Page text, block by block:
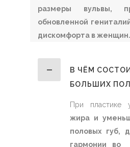
размеры вульвы,
обновленной
дискомфорта в женщин.
В ЧЁМ
БОЛЬШИХ
При пластике
жира и
половых губ,
гармонии во